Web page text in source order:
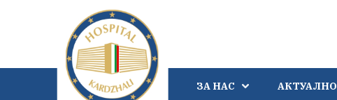
ЗА НАС АКТУАЛНО